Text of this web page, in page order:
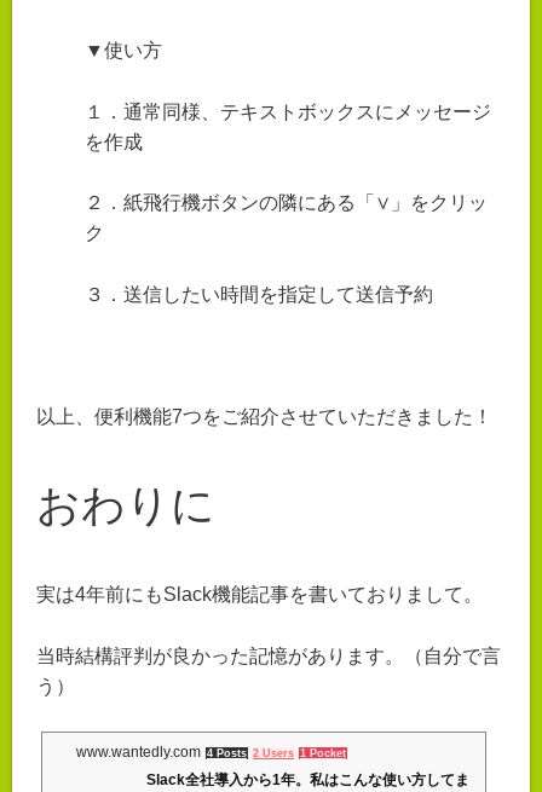
▼使い方
１．通常同様、テキストボックスにメッセージ
を作成
２．紙飛行機ボタンの隣にある「∨」をクリッ
ク
３．送信したい時間を指定して送信予約
以上、便利機能7つをご紹介させていただきました！
おわりに
実は4年前にもSlack機能記事を書いておりまして。
当時結構評判が良かった記憶があります。（自分で言
う）
www.wantedly.com 4 Posts 2 Users 1 Pocket
Slack全社導入から1年。私はこんな使い方してま